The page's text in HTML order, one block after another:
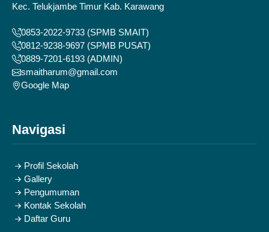
Kec. Telukjambe Timur Kab. Karawang
0853-2022-9733 (SPMB SMAIT)
0812-9238-9697 (SPMB PUSAT)
0889-7201-6193 (ADMIN)
smaitharum@gmail.com
Google Map
Navigasi
Profil Sekolah
Gallery
Pengumuman
Kontak Sekolah
Daftar Guru